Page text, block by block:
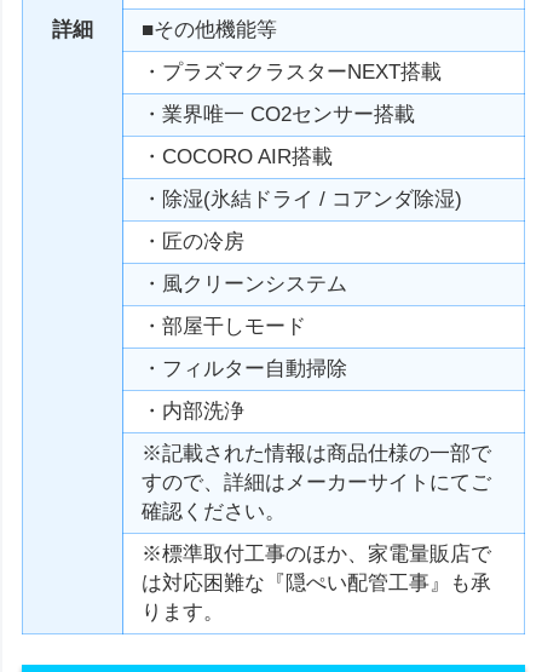
詳細
■その他機能等
・プラズマクラスターNEXT搭載
・業界唯一 CO2センサー搭載
・COCORO AIR搭載
・除湿(氷結ドライ / コアンダ除湿)
・匠の冷房
・風クリーンシステム
・部屋干しモード
・フィルター自動掃除
・内部洗浄
※記載された情報は商品仕様の一部で
すので、詳細はメーカーサイトにてご
確認ください。
※標準取付工事のほか、家電量販店で
は対応困難な『隠ぺい配管工事』も承
ります。